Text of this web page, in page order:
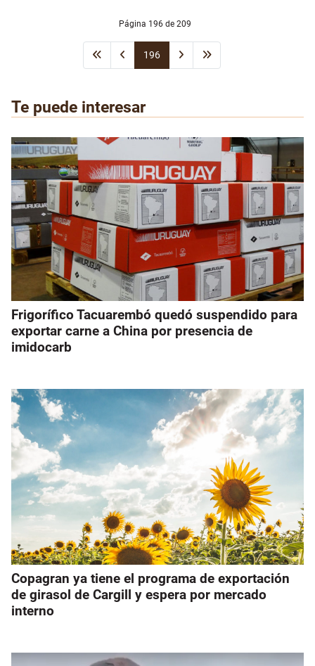
Página 196 de 209
196
Te puede interesar
Frigorífico Tacuarembó quedó suspendido para
exportar carne a China por presencia de
imidocarb
Copagran ya tiene el programa de exportación
de girasol de Cargill y espera por mercado
interno